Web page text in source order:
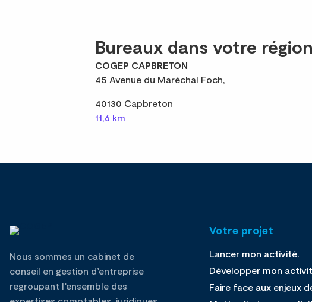
Bureaux dans votre région
COGEP CAPBRETON
45 Avenue du Maréchal Foch,
40130 Capbreton
11,6 km
Nous sommes un cabinet de
conseil en gestion d’entreprise
regroupant l’ensemble des
Votre projet
Lancer mon activité.
Développer mon
Faire face aux enjeux